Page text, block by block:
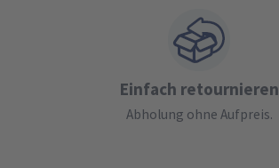
Einfach retournieren
Abholung ohne Aufpreis.